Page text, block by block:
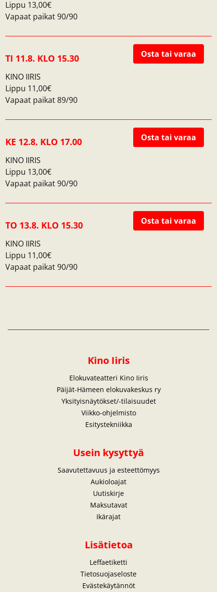
Ohjaaja:Thierry Klifa
Näyttelijät:Isabelle Huppert, Marina Foïs, Laurent
Lippu 13,00€
Vapaat paikat 90/90
TI 11.8. KLO 15.30
KINO IIRIS
Lippu 11,00€
Vapaat paikat 89/90
Osta tai varaa
KE 12.8. KLO 17.00
KINO IIRIS
Lippu 13,00€
Vapaat paikat 90/90
Osta tai varaa
TO 13.8. KLO 15.30
KINO IIRIS
Lippu 11,00€
Vapaat paikat 90/90
Osta tai varaa
Kino Iiris
Elokuvateatteri Kino Iiris
Päijät-Hämeen elokuvakeskus ry
Yksityisnäytökset/-tilaisuudet
Viikko-ohjelmisto
Esitystekniikka
Usein kysyttyä
Saavutettavuus ja esteettömyys
Aukioloajat
Uutiskirje
Maksutavat
Ikärajat
Lisätietoa
Leffaetiketti
Tietosuojaseloste
Evästekäytännöt